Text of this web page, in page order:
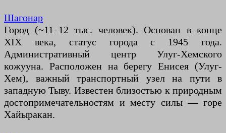
Шагонар
Город (~11–12 тыс. человек). Основан в конце
XIX века, статус города с 1945 года.
Административный центр Улуг-Хемского
кожууна. Расположен на берегу Енисея (Улуг-
Хем), важный транспортный узел на пути в
западную Тыву. Известен близостью к природным
достопримечательностям и месту силы — горе
Хайыракан.